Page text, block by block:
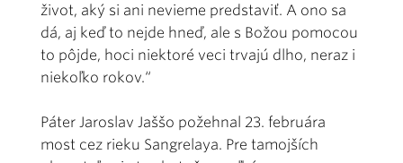
život, aký si ani nevieme predstaviť. A ono sa
dá, aj keď to nejde hneď, ale s Božou pomocou
to pôjde, hoci niektoré veci trvajú dlho, neraz i
niekoľko rokov.“
Páter Jaroslav Jaššo požehnal 23. februára
most cez rieku Sangrelaya. Pre tamojších